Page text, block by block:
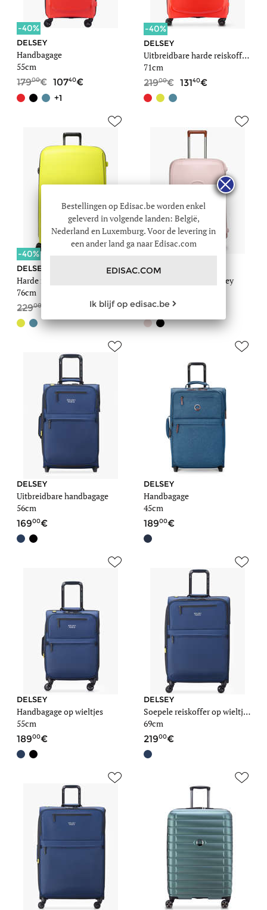
-40%
DELSEY
Handbagage
55cm
17900 10740
+1
-40%
DELSEY
Uitbreidbare harde reiskoffer Belmont +
71cm
21900 13140
-40%
DELSEY
Harde reiskoffer Belmont +
76cm
22900
DELSEY
Harde reiskoffer Moncey
21900
DELSEY
Uitbreidbare handbagage
56cm
16900
DELSEY
Handbagage
45cm
18900
DELSEY
Handbagage op wieltjes
55cm
18900
DELSEY
Soepele reiskoffer op wieltjes Maubert 2.0
69cm
21900
Bestellingen op Edisac.be worden enkel
geleverd in volgende landen: België,
Nederland en Luxemburg. Voor de levering in
een ander land ga naar Edisac.com
EDISAC.COM
Ik blijf op edisac.be